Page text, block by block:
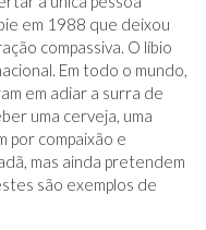
em 1988 que deixou
compassiva. O líbio
Em todo o mundo,
em adiar a surra de
uma cerveja, uma
por compaixão e
mas ainda pretendem
são exemplos de